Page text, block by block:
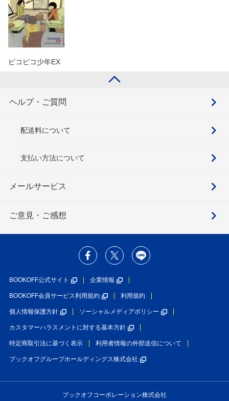
ピコピコ少年EX
ヘルプ・ご質問
配送料について
支払い方法について
メールサービス
ご意見・ご感想
BOOKOFF公式サイト 企業情報
BOOKOFF会員サービス利用規約 利用規約
個人情報保護方針 ソーシャルメディアポリシー
カスタマーハラスメントに対する基本方針
特定商取引法に基づく表示 利用者情報の外部送信について
ブックオフグループホールディングス株式会社
ブックオフコーポレーション株式会社